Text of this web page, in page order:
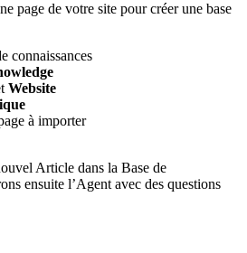
page de votre site pour créer une base
connaissances
Website
à importer
Article dans la Base de
ensuite l’Agent avec des questions